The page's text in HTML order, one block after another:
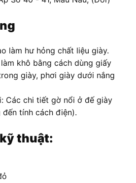
làm hư hỏng chất liệu giày.
khô bằng cách dùng giấy
giày, phơi giày dưới nắng
Các chi tiết gờ nổi ở đế giày
tính cách điện).
thuật: